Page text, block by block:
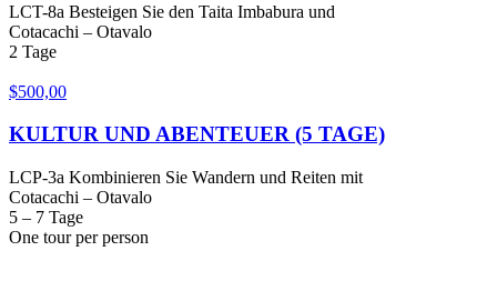
LCT-8a Besteigen Sie den Taita Imbabura und
Cotacachi – Otavalo
2 Tage
$500,00
KULTUR UND ABENTEUER (5 TAGE)
LCP-3a Kombinieren Sie Wandern und Reiten mit
Cotacachi – Otavalo
5 – 7 Tage
One tour per person